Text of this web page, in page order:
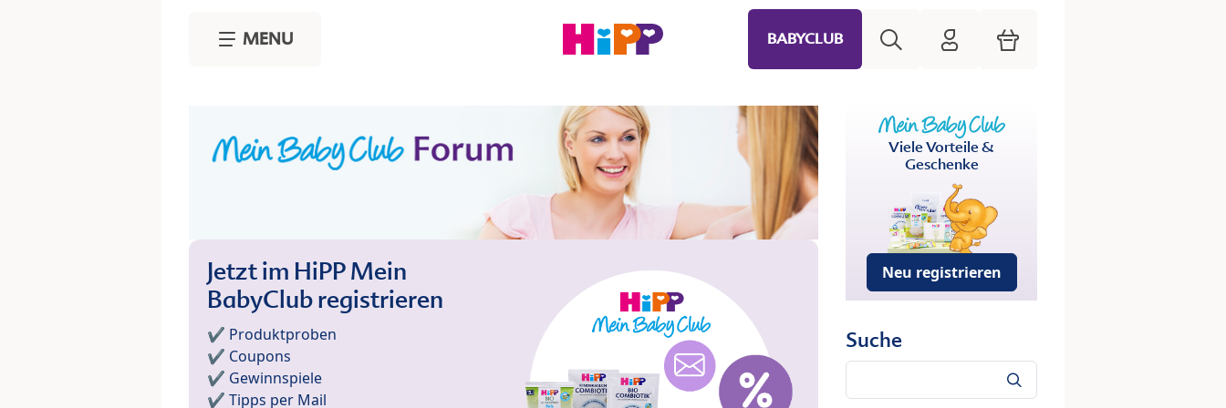
MENU BABYCLUB HiPP Mein Babyclub
Warenkorb
Jetzt im HiPP Mein
BabyClub registrieren
✔️ Produktproben
✔️ Coupons
✔️ Gewinnspiele
✔️ Tipps per Mail
Viele Vorteile &
Geschenke
Neu registrieren
Suche